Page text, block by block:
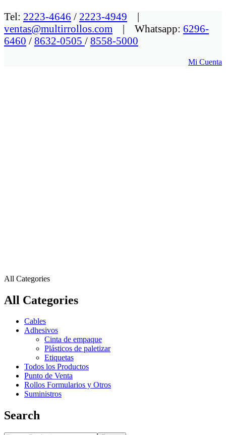
Tel: 2223-4646 / 2223-4949 |
ventas@multirrollos.com | Whatsapp: 6296-
6460 / 8632-0505 / 8558-5000
Mi Cuenta
All Categories
All Categories
Cables
Adhesivos
Cinta de empaque
Plásticos de paletizar
Etiquetas
Todos los Productos
Punto de Venta
Rollos Formularios y Otros
Suministros
Search